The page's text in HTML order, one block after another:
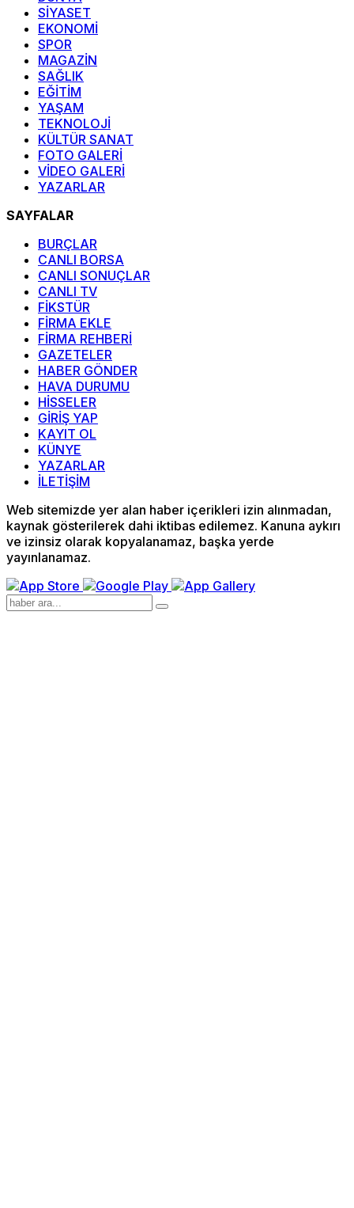
SİYASET
EKONOMİ
SPOR
MAGAZİN
SAĞLIK
EĞİTİM
YAŞAM
TEKNOLOJİ
KÜLTÜR SANAT
FOTO GALERİ
VİDEO GALERİ
YAZARLAR
SAYFALAR
BURÇLAR
CANLI BORSA
CANLI SONUÇLAR
CANLI TV
FİKSTÜR
FİRMA EKLE
FİRMA REHBERİ
GAZETELER
HABER GÖNDER
HAVA DURUMU
HİSSELER
GİRİŞ YAP
KAYIT OL
KÜNYE
YAZARLAR
İLETİŞİM
Web sitemizde yer alan haber içerikleri izin alınmadan,
kaynak gösterilerek dahi iktibas edilemez. Kanuna aykırı
ve izinsiz olarak kopyalanamaz, başka yerde
yayınlanamaz.